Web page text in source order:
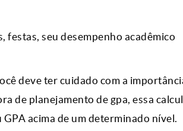
festas, seu desempenho acadêmico
deve ter cuidado com a
de planejamento de gpa, essa
acima de um determinado nível.